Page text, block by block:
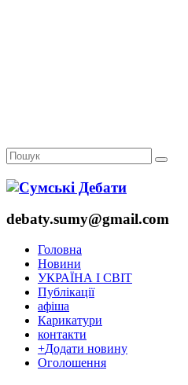
debaty.sumy@gmail.com
Головна
Новини
УКРАЇНА І СВІТ
Публікації
афіша
Карикатури
контакти
+Додати новину
Оголошення